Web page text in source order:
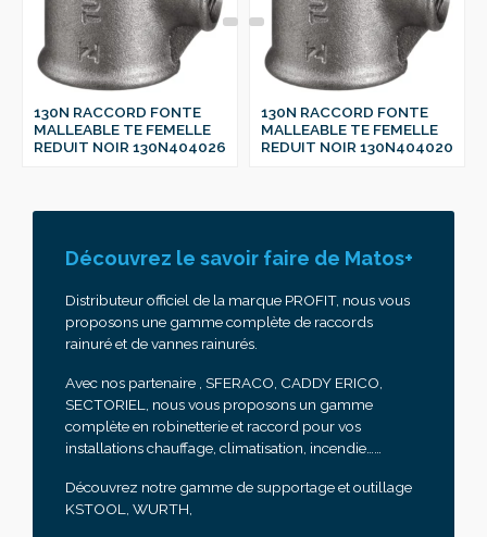
130N RACCORD FONTE
MALLEABLE TE FEMELLE
REDUIT NOIR 130N404026
130N RACCORD FONTE
MALLEABLE TE FEMELLE
REDUIT NOIR 130N404020
Découvrez le savoir faire de Matos+
Distributeur officiel de la marque PROFIT, nous vous
proposons une gamme complète de raccords
rainuré et de vannes rainurés.
Avec nos partenaire , SFERACO, CADDY ERICO,
SECTORIEL, nous vous proposons un gamme
complète en robinetterie et raccord pour vos
installations chauffage, climatisation, incendie……
Découvrez notre gamme de supportage et outillage
KSTOOL, WURTH,